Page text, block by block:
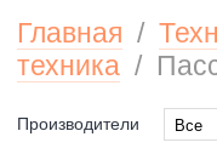
Главная /
техника /
Производители
Все